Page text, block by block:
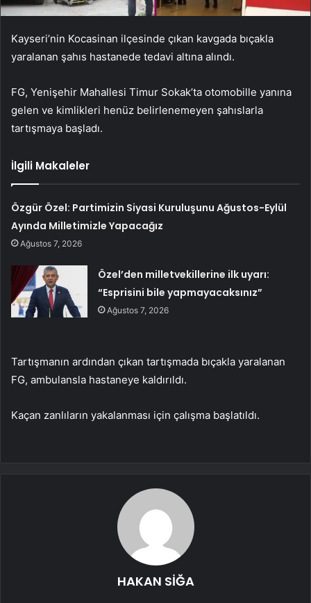
Kayseri’nin Kocasinan ilçesinde çıkan kavgada bıçakla
yaralanan şahıs hastanede tedavi altına alındı.
FG, Yenişehir Mahallesi Timur Sokak’ta otomobille yanına
gelen ve kimlikleri henüz belirlenemeyen şahıslarla
tartışmaya başladı.
İlgili Makaleler
Özgür Özel: Partimizin Siyasi Kuruluşunu Ağustos-Eylül
Ayında Milletimizle Yapacağız
Ağustos 7, 2026
Özel’den milletvekillerine ilk uyarı:
“Esprisini bile yapmayacaksınız”
Ağustos 7, 2026
Tartışmanın ardından çıkan tartışmada bıçakla yaralanan
FG, ambulansla hastaneye kaldırıldı.
Kaçan zanlıların yakalanması için çalışma başlatıldı.
HAKAN SİĞA